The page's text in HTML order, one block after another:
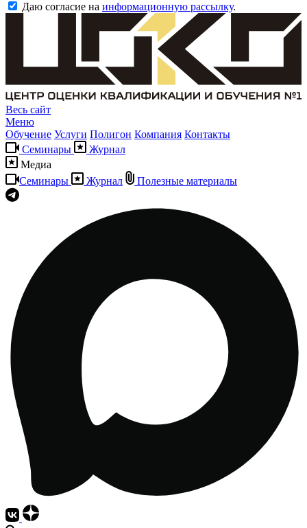
Даю согласие на информационную рассылку.
Весь сайт
Меню
Обучение Услуги Полигон Компания Контакты
Семинары
Журнал
Медиа
Семинары
Журнал Полезные материалы